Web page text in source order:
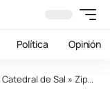
Política Opinión
Catedral de Sal » Zipaquirá, el municipio que lleva en sus adentros a la Primera Maravilla de Colombia